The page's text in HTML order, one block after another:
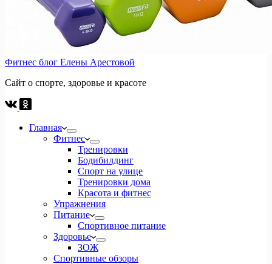
Фитнес блог Елены Арестовой
Сайт о спорте, здоровье и красоте
Главная
Фитнес
Тренировки
Бодибилдинг
Спорт на улице
Тренировки дома
Красота и фитнес
Упражнения
Питание
Спортивное питание
Здоровье
ЗОЖ
Спортивные обзоры